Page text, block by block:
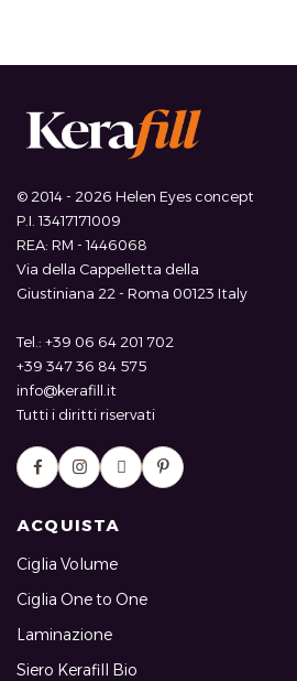
© 2014 - 2026 Helen Eyes concept
P.I. 13417171009
REA: RM - 1446068
Via della Cappelletta della
Giustiniana 22 - Roma 00123 Italy
Tel.: +39 06 64 201 702
+39 347 36 84 575
info@kerafill.it
Tutti i diritti riservati
ACQUISTA
Ciglia Volume
Ciglia One to One
Laminazione
Siero Kerafill Bio